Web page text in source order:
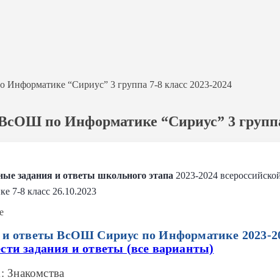
“Сириус” 3 группа 7-8 класс 2023-2024
по Информатике “Сириус” 3
задания и ответы школьного этапа 2023-2024
7-8 класс 26.10.2023
и ответы ВсОШ Сириус по Информатике 2023-
задания и ответы (все варианты)
Знакомства